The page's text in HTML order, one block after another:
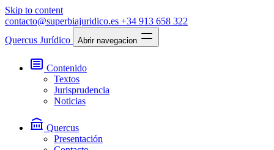
Skip to content
contacto@superbiajuridico.es +34 913 658 322
Quercus Jurídico
Abrir navegacion
Contenido
Textos
Jurisprudencia
Noticias
Quercus
Presentación